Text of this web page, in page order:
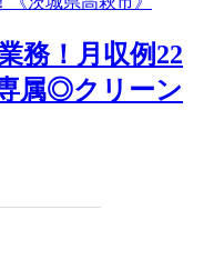
務！月収例22
属◎クリーン